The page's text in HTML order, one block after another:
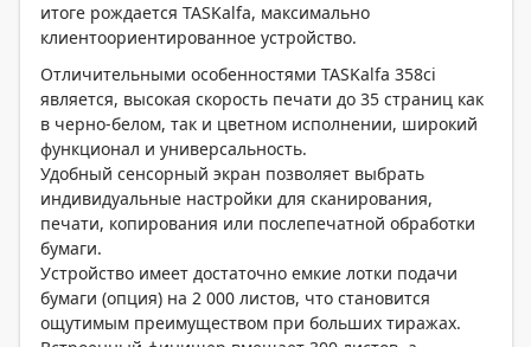
итоге рождается TASKalfa, максимально
клиентоориентированное устройство.
Отличительными особенностями TASKalfa 358ci
является, высокая скорость печати до 35 страниц как
в черно-белом, так и цветном исполнении, широкий
функционал и универсальность.
Удобный сенсорный экран позволяет выбрать
индивидуальные настройки для сканирования,
печати, копирования или послепечатной обработки
бумаги.
Устройство имеет достаточно емкие лотки подачи
бумаги (опция) на 2 000 листов, что становится
ощутимым преимуществом при больших тиражах.